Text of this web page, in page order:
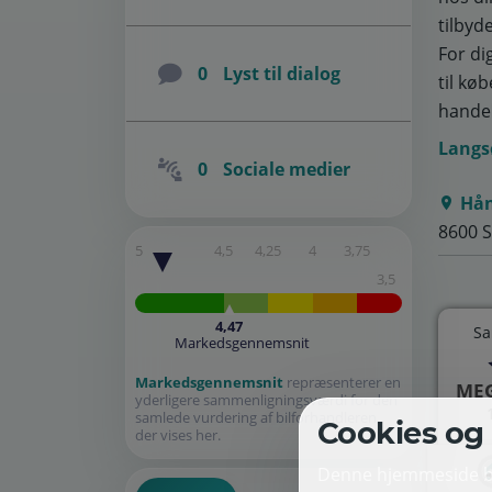
For
til
8600
0 Lyst til dialog
0 Sociale medier
5 4,5 4,25 4
3,75
3,5
4,47
Markedsgennemsnit
Markedsgennemsnit repræsenterer en
yderligere sammenligningsværdi for den
samlede vurdering af bilforhandleren,
der vises her.
Cookies
Denne